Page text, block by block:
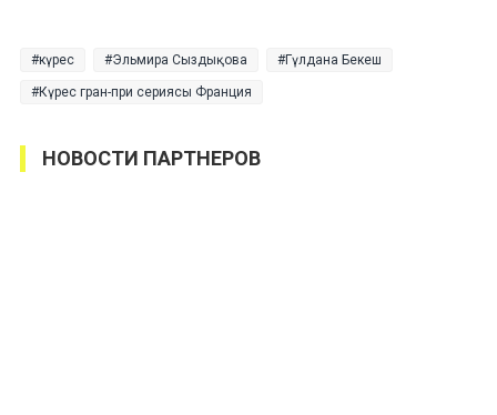
күрес Эльмира Сыздықова Гүлдана Бекеш
Күрес гран-при сериясы Франция
НОВОСТИ ПАРТНЕРОВ